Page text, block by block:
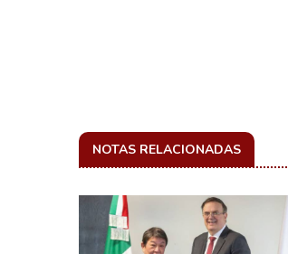
NOTAS RELACIONADAS